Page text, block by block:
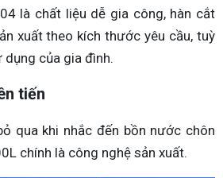
là chất liệu dễ gia công, hàn cắt
xuất theo kích thước yêu cầu, tuỳ
của gia đình.
tiến
qua khi nhắc đến bồn nước chôn
chính là công nghệ sản xuất.